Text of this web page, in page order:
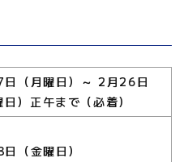
（月曜日）～ 2月26日
日）正午まで（必着）
（金曜日）